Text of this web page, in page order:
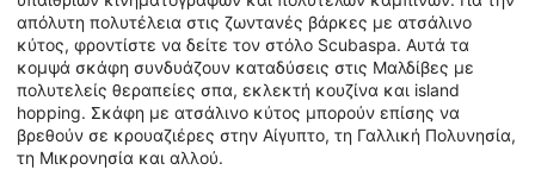
απόλυτη πολυτέλεια στις ζωντανές βάρκες με ατσάλινο
κύτος, φροντίστε να δείτε τον στόλο Scubaspa. Αυτά τα
κομψά σκάφη συνδυάζουν καταδύσεις στις Μαλδίβες με
πολυτελείς θεραπείες σπα, εκλεκτή κουζίνα και island
hopping. Σκάφη με ατσάλινο κύτος μπορούν επίσης να
βρεθούν σε κρουαζιέρες στην Αίγυπτο, τη Γαλλική Πολυνησία,
τη Μικρονησία και αλλού.